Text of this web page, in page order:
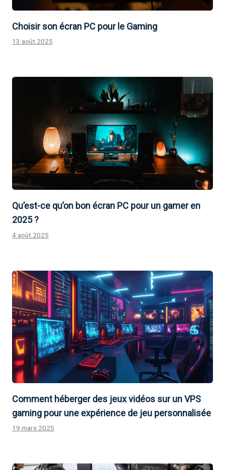
Choisir son écran PC pour le Gaming
13 août 2025
Qu’est-ce qu’on bon écran PC pour un gamer en
2025 ?
4 août 2025
Comment héberger des jeux vidéos sur un VPS
gaming pour une expérience de jeu personnalisée
19 mars 2025